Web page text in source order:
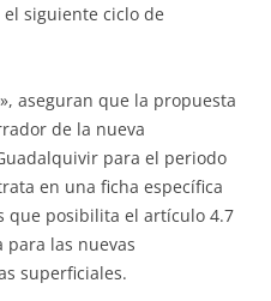
siguiente ciclo de
aseguran que la propuesta
de la nueva
para el periodo
en una ficha específica
que posibilita el artículo 4.7
para las nuevas
superficiales.